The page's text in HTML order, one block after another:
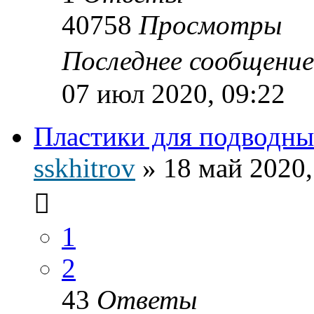
40758 Просмотры
Последнее
07 июл 2020, 09:22
Пластики для
sskhitrov » 18 май
1
2
43 Ответы